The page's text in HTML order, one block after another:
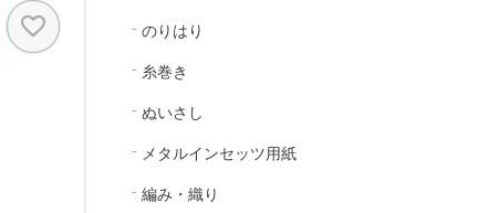
のりはり
糸巻き
ぬいさし
メタルインセッツ用紙
編み・織り